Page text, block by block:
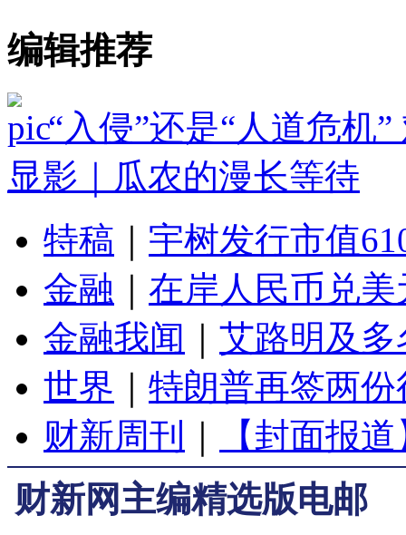
编辑推荐
“入侵”还是“人道危机
显影｜瓜农的漫长等待
特稿
宇树发行市值
金融
在岸人民币兑
金融我闻
艾路明及
世界
特朗普再签两
财新周刊
【封面报
财新网主编精选版电邮